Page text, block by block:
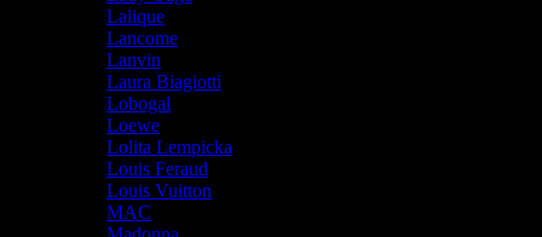
Lalique
Lancome
Lanvin
Laura Biagiotti
Lobogal
Loewe
Lolita Lempicka
Louis Feraud
Louis Vuitton
MAC